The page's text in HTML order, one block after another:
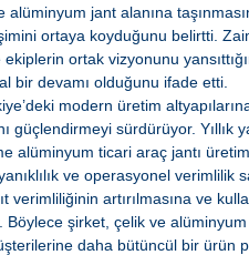
jant alanına
ortaya koyduğunu belirtti.
ortak vizyonunu
bir devamı olduğunu ifade etti.
modern üretim
güçlendirmeyi sürdürüyor. Yıllık
alüminyum ticari araç jantı
ve operasyonel
verimliliğinin artırılmasına ve
Böylece şirket, çelik ve
daha bütüncül bir ürün